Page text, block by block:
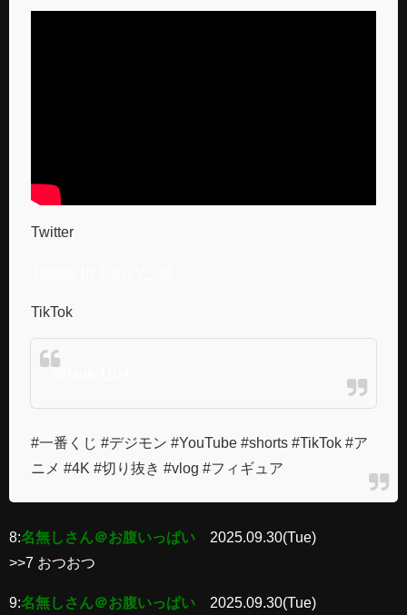
Twitter
TikTok
#一番くじ #デジモン #YouTube #shorts #TikTok #ア
ニメ #4K #切り抜き #vlog #フィギュア
8:名無しさん＠お腹いっぱい
2025.09.30(Tue)
>>7 おつおつ
9:名無しさん＠お腹いっぱい
2025.09.30(Tue)